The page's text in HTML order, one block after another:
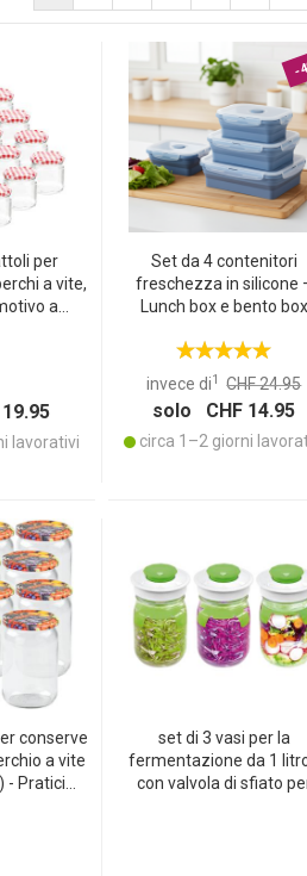
per
a vite,
a
lavorativi
-
Set da 4 contenitori
freschezza in silicone
Lunch box e bento box
BPA, adatti al microonde,
coperchi a clip
invece di1 CHF 24.95
solo CHF 14.95
circa 1–2 giorni
conserve
a vite
- Pratici
set di 3 vasi per la
fermentazione da 1
con valvola di sfiato